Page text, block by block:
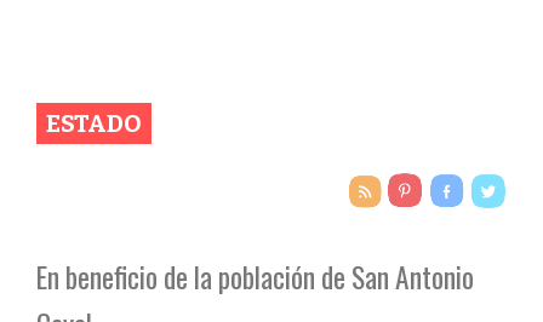
ESTADO
En beneficio de la población de San Antonio